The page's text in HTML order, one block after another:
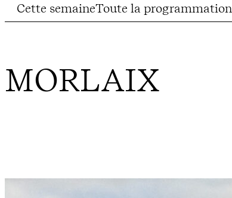
Cette semaineToute la programmation
MORLAIX